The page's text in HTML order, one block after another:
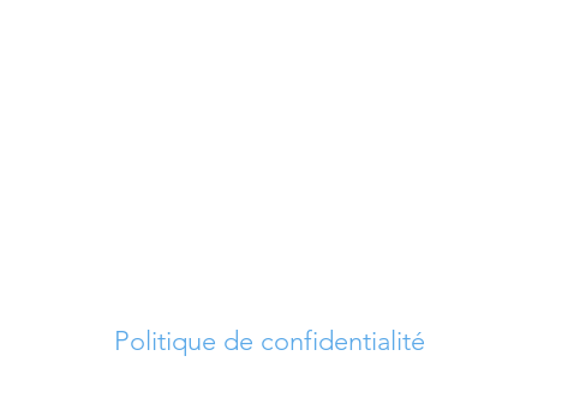
Politique de confidentialité